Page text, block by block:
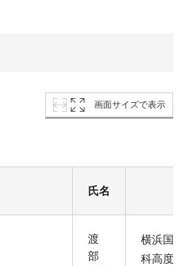
画面サイズで表示
氏名
渡
部
横浜国
科高度